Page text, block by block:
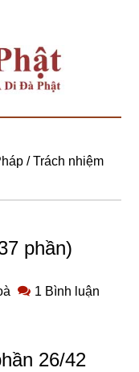
/Trách nhiệm
phần)
1 Bình luận
26/42